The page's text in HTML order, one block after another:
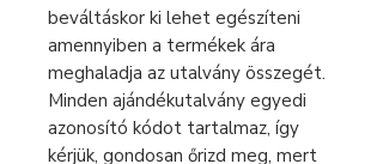
beváltáskor ki lehet egészíteni
amennyiben a termékek ára
meghaladja az utalvány összegét.
Minden ajándékutalvány egyedi
azonosító kódot tartalmaz, így
kérjük, gondosan őrizd meg, mert